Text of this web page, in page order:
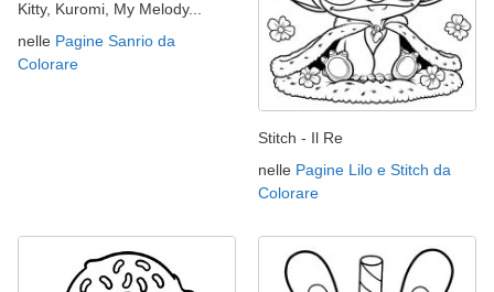
Kitty, Kuromi, My Melody...
nelle Pagine Sanrio da
Colorare
Stitch - Il Re
nelle Pagine Lilo e Stitch da
Colorare